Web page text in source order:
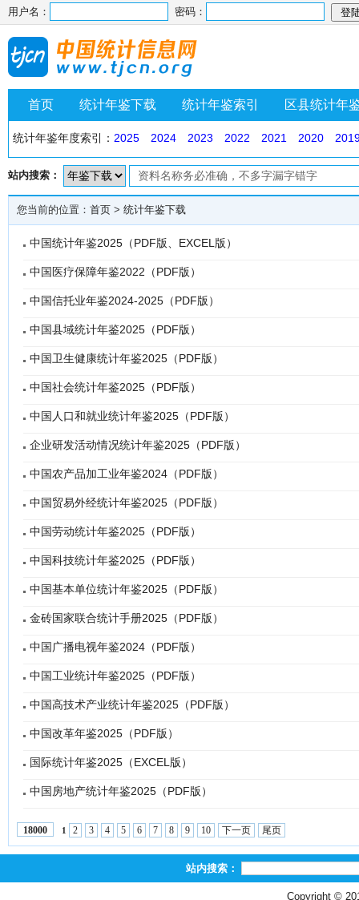
用户名： 密码：
首页 统计年鉴下载 统计年鉴索引 区县统计年
统计年鉴年度索引： 2025 2024 2023 2022 2021 2020
站内搜索：
您当前的位置： 首页 > 统计年鉴下载
中国统计年鉴2025（PDF版、EXCEL版）
中国医疗保障年鉴2022（PDF版）
中国信托业年鉴2024-2025（PDF版）
中国县域统计年鉴2025（PDF版）
中国卫生健康统计年鉴2025（PDF版）
中国社会统计年鉴2025（PDF版）
中国人口和就业统计年鉴2025（PDF版）
企业研发活动情况统计年鉴2025（PDF版）
中国农产品加工业年鉴2024（PDF版）
中国贸易外经统计年鉴2025（PDF版）
中国劳动统计年鉴2025（PDF版）
中国科技统计年鉴2025（PDF版）
中国基本单位统计年鉴2025（PDF版）
金砖国家联合统计手册2025（PDF版）
中国广播电视年鉴2024（PDF版）
中国工业统计年鉴2025（PDF版）
中国高技术产业统计年鉴2025（PDF版）
中国改革年鉴2025（PDF版）
国际统计年鉴2025（EXCEL版）
中国房地产统计年鉴2025（PDF版）
18000 1 2 3 4 5 6 7 8 9 10 下一页 尾页
站内搜索：
Copyright ©